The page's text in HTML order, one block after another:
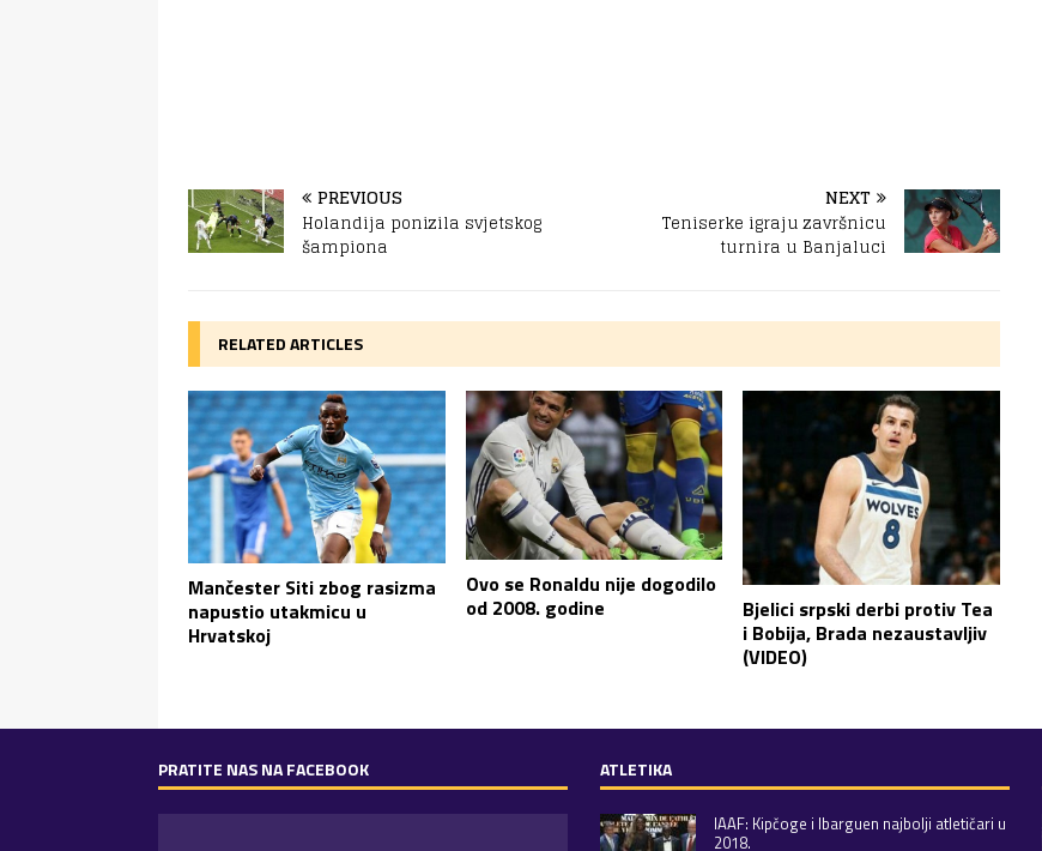
PREVIOUS
Holandija ponizila svjetskog
šampiona
NEXT
Teniserke igraju završnicu
turnira u Banjaluci
RELATED ARTICLES
Mančester Siti zbog rasizma
napustio utakmicu u
Hrvatskoj
Ovo se Ronaldu nije dogodilo
od 2008. godine
Bjelici srpski derbi protiv Tea
i Bobija, Brada nezaustavljiv
(VIDEO)
PRATITE NAS NA FACEBOOK ATLETIKA
IAAF: Kipčoge i Ibarguen najbolji atletičari u
2018.